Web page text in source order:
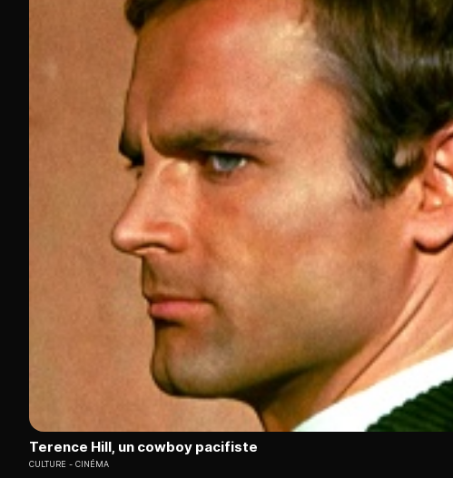
Terence Hill, un cowboy pacifiste
CULTURE CINÉMA